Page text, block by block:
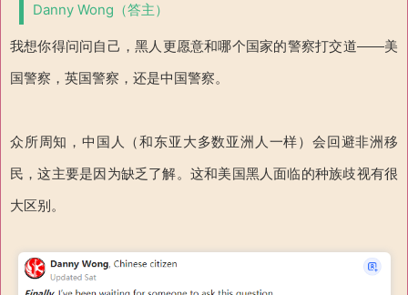
Danny Wong（答主）
我想你得问问自己，黑人更愿意和哪个国家的警察打交道——美
国警察，英国警察，还是中国警察。
众所周知，中国人（和东亚大多数亚洲人一样）会回避非洲移
民，这主要是因为缺乏了解。这和美国黑人面临的种族歧视有很
大区别。